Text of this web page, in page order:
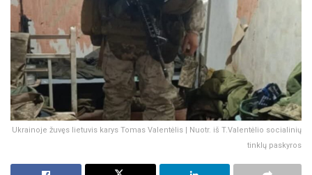
Ukrainoje žuvęs lietuvis karys Tomas Valentėlis | Nuotr. iš T.Valentėlio socialinių
tinklų paskyros